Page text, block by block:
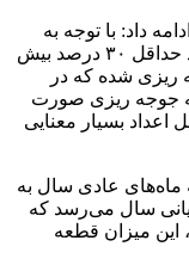
داد: با توجه به
آنکه عرضه جوجه یکروزه برای ایام شب عید حداقل ۳۰ درصد بیش
ریزی شده که در
۱۴۰ میلیون قطعه جوجه ریزی صورت
اعداد بسیار معنایی
۹۷ میلیون قطعه ماه‌های عادی سال به
در ایام پایانی سال می‌رسد که
این میزان قطعه